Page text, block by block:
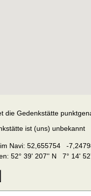
die Gedenkstätte
ist (uns) unbekannt
Navi: 52,655754 -
52° 39' 207'' N 7° 14'